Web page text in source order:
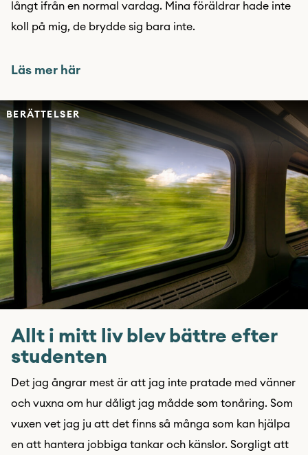
långt ifrån en normal vardag. Mina föräldrar hade inte
koll på mig, de brydde sig bara inte.
Läs mer här
BERÄTTELSER
Allt i mitt liv blev bättre efter
studenten
Det jag ångrar mest är att jag inte pratade med vänner
och vuxna om hur dåligt jag mådde som tonåring. Som
vuxen vet jag ju att det finns så många som kan hjälpa
en att hantera jobbiga tankar och känslor. Sorgligt att